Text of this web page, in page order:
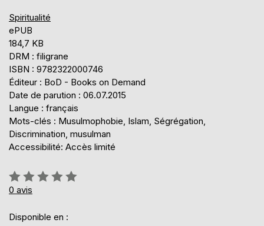
Spiritualité
ePUB
184,7 KB
DRM : filigrane
ISBN : 9782322000746
Éditeur : BoD - Books on Demand
Date de parution : 06.07.2015
Langue : français
Mots-clés : Musulmophobie, Islam, Ségrégation,
Discrimination, musulman
Accessibilité: Accès limité
Évaluation:
0%
0 avis
Disponible en :